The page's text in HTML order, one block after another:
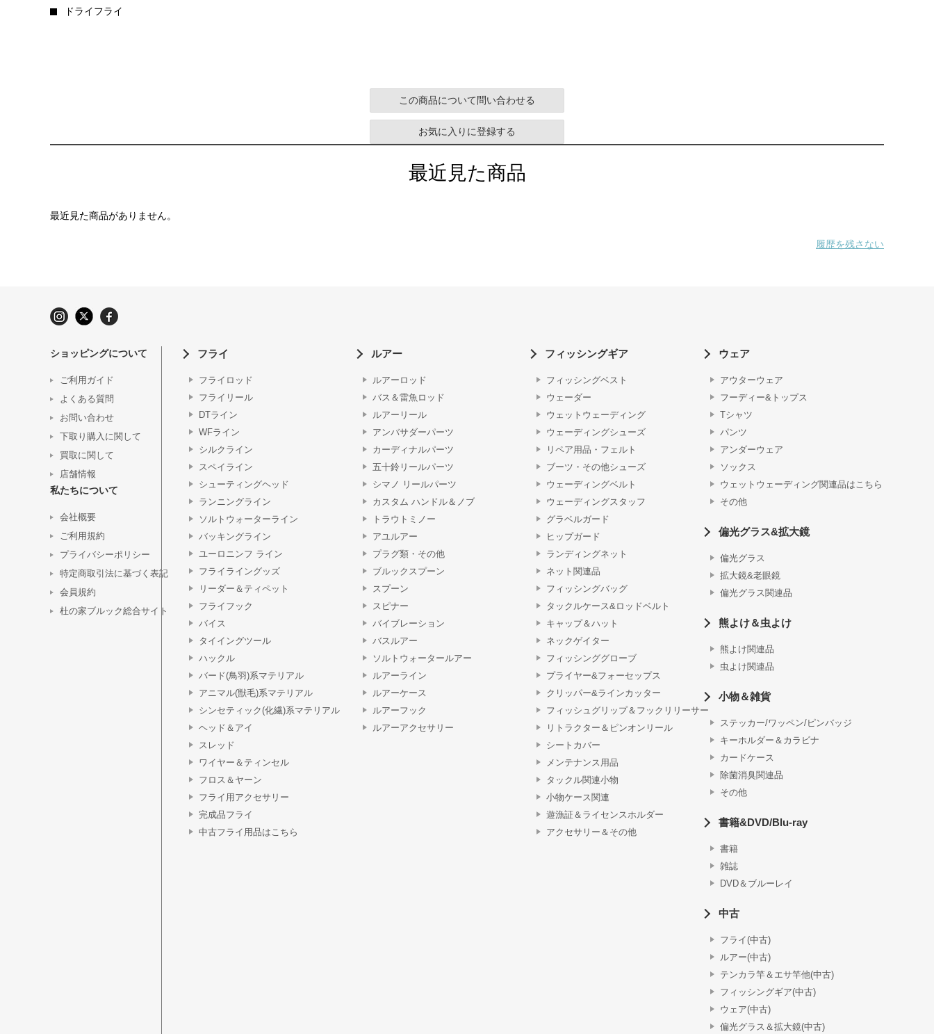
ドライフライ
この商品について問い合わせる
お気に入りに登録する
最近見た商品
最近見た商品がありません。
履歴を残さない
ショッピングについて
ご利用ガイド
よくある質問
お問い合わせ
下取り購入に関して
買取に関して
店舗情報
私たちについて
会社概要
ご利用規約
プライバシーポリシー
特定商取引法に基づく表記
会員規約
杜の家ブルック総合サイト
フライ
フライロッド
フライリール
DTライン
WFライン
シルクライン
スペイライン
シューティングヘッド
ランニングライン
ソルトウォーターライン
バッキングライン
ユーロニンフ ライン
フライライングッズ
リーダー＆ティペット
フライフック
バイス
タイイングツール
ハックル
バード(鳥羽)系マテリアル
アニマル(獣毛)系マテリアル
シンセティック(化繊)系マテリアル
ヘッド＆アイ
スレッド
ワイヤー＆ティンセル
フロス＆ヤーン
フライ用アクセサリー
完成品フライ
中古フライ用品はこちら
ルアー
ルアーロッド
バス＆雷魚ロッド
ルアーリール
アンバサダーパーツ
カーディナルパーツ
五十鈴リールパーツ
シマノ リールパーツ
カスタム ハンドル＆ノブ
トラウトミノー
アユルアー
プラグ類・その他
ブルックスプーン
スプーン
スピナー
バイブレーション
バスルアー
ソルトウォータールアー
ルアーライン
ルアーケース
ルアーフック
ルアーアクセサリー
フィッシングギア
フィッシングベスト
ウェーダー
ウェットウェーディング
ウェーディングシューズ
リペア用品・フェルト
ブーツ・その他シューズ
ウェーディングベルト
ウェーディングスタッフ
グラベルガード
ヒップガード
ランディングネット
ネット関連品
フィッシングバッグ
タックルケース&ロッドベルト
キャップ＆ハット
ネックゲイター
フィッシンググローブ
プライヤー&フォーセップス
クリッパー&ラインカッター
フィッシュグリップ＆フックリリーサー
リトラクター＆ピンオンリール
シートカバー
メンテナンス用品
タックル関連小物
小物ケース関連
遊漁証＆ライセンスホルダー
アクセサリー＆その他
ウェア
アウターウェア
フーディー&トップス
Tシャツ
パンツ
アンダーウェア
ソックス
ウェットウェーディング関連品はこちら
その他
偏光グラス&拡大鏡
偏光グラス
拡大鏡&老眼鏡
偏光グラス関連品
熊よけ＆虫よけ
熊よけ関連品
虫よけ関連品
小物＆雑貨
ステッカー/ワッペン/ピンバッジ
キーホルダー＆カラビナ
カードケース
除菌消臭関連品
その他
書籍&DVD/Blu-ray
書籍
雑誌
DVD＆ブルーレイ
中古
フライ(中古)
ルアー(中古)
テンカラ竿＆エサ竿他(中古)
フィッシングギア(中古)
ウェア(中古)
偏光グラス＆拡大鏡(中古)